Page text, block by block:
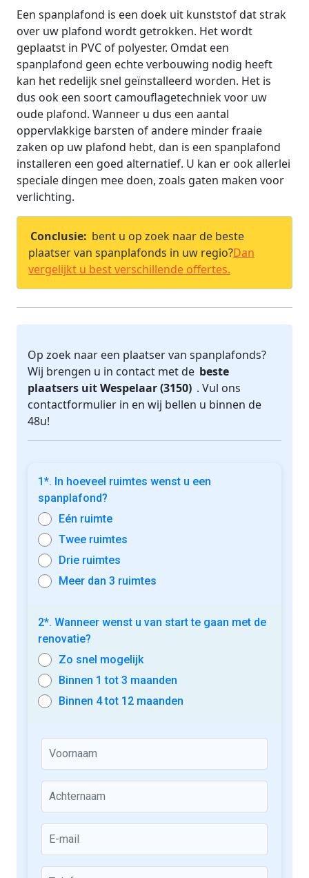
Een spanplafond is een doek uit kunststof dat strak
over uw plafond wordt getrokken. Het wordt
geplaatst in PVC of polyester. Omdat een
spanplafond geen echte verbouwing nodig heeft
kan het redelijk snel geïnstalleerd worden. Het is
dus ook een soort camouflagetechniek voor uw
oude plafond. Wanneer u dus een aantal
oppervlakkige barsten of andere minder fraaie
zaken op uw plafond hebt, dan is een spanplafond
installeren een goed alternatief. U kan er ook allerlei
speciale dingen mee doen, zoals gaten maken voor
verlichting.
Conclusie: bent u op zoek naar de beste
plaatser van spanplafonds in uw regio?Dan
vergelijkt u best verschillende offertes.
Op zoek naar een plaatser van spanplafonds?
Wij brengen u in contact met de beste
plaatsers uit Wespelaar (3150) . Vul ons
contactformulier in en wij bellen u binnen de
48u!
1*. In hoeveel ruimtes wenst u een
spanplafond?
Eén ruimte
Twee ruimtes
Drie ruimtes
Meer dan 3 ruimtes
2*. Wanneer wenst u van start te gaan met de
renovatie?
Zo snel mogelijk
Binnen 1 tot 3 maanden
Binnen 4 tot 12 maanden